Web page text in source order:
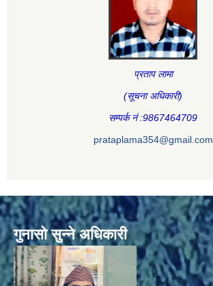
प्रताप लामा
(सूचना अधिकारी)
सम्पर्क नं :9867464709
prataplama354@gmail.com
गुनासो सुन्ने अधिकारी